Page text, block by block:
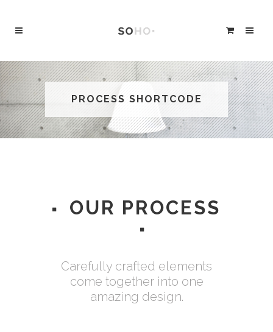
PROCESS SHORTCODE
OUR PROCESS
Carefully crafted elements
come together into one
amazing design.